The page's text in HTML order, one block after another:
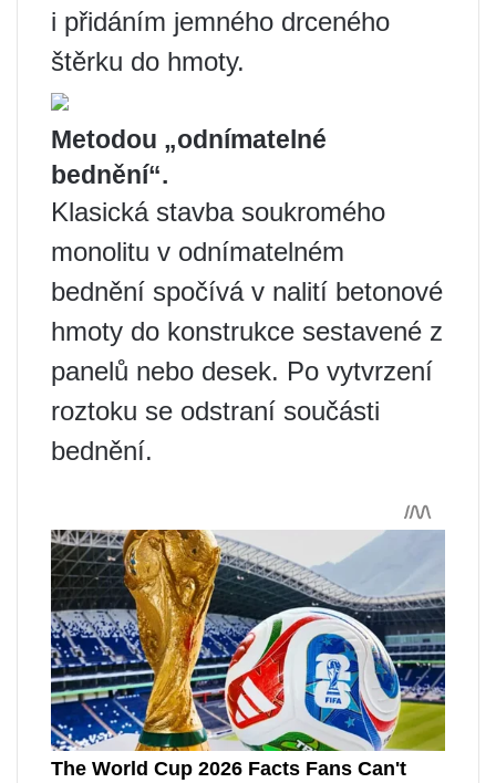
i přidáním jemného drceného
štěrku do hmoty.
Metodou „odnímatelné
bednění“.
Klasická stavba soukromého
monolitu v odnímatelném
bednění spočívá v nalití betonové
hmoty do konstrukce sestavené z
panelů nebo desek. Po vytvrzení
roztoku se odstraní součásti
bednění.